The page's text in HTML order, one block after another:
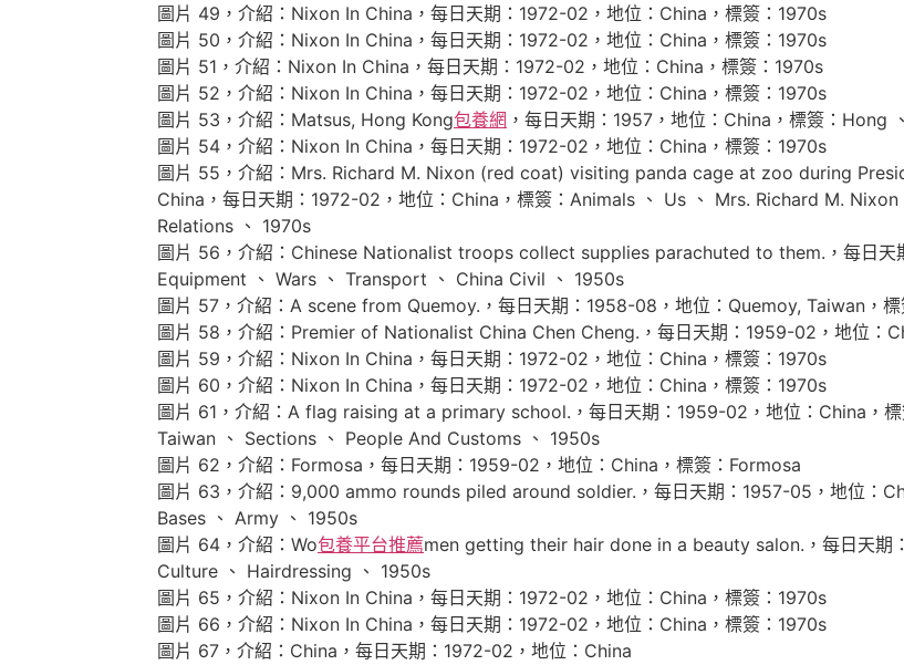
圖片 49，介紹：Nixon In China，每日天期：1972-02，地位：China，標簽：1970s
圖片 50，介紹：Nixon In China，每日天期：1972-02，地位：China，標簽：1970s
圖片 51，介紹：Nixon In China，每日天期：1972-02，地位：China，標簽：1970s
圖片 52，介紹：Nixon In China，每日天期：1972-02，地位：China，標簽：1970s
圖片 53，介紹：Matsus, Hong Kong包養網 ，每日天期：1957，地位：China，標簽：
圖片 54，介紹：Nixon In China，每日天期：1972-02，地位：China，標簽：1970s
圖片 55，介紹：Mrs. Richard M. Nixon (red coat) visiting panda cage at zoo during
China，每日天期：1972-02，地位：China，標簽：Animals 、 Us 、 Mrs. Richard M.
Relations 、 1970s
圖片 56，介紹：Chinese Nationalist troops collect supplies parachuted to them.，每日天
Equipment 、 Wars 、 Transport 、 China Civil 、 1950s
圖片 57，介紹：A scene from Quemoy.，每日天期：1958-08，地位：Quemoy, Taiwan，
圖片 58，介紹：Premier of Nationalist China Chen Cheng.，每日天期：1959-02，地位：
圖片 59，介紹：Nixon In China，每日天期：1972-02，地位：China，標簽：1970s
圖片 60，介紹：Nixon In China，每日天期：1972-02，地位：China，標簽：1970s
圖片 61，介紹：A flag raising at a primary school.，每日天期：1959-02，地位：China，
Taiwan 、 Sections 、 People And Customs 、 1950s
圖片 62，介紹：Formosa，每日天期：1959-02，地位：China，標簽：Formosa
圖片 63，介紹：9,000 ammo rounds piled around soldier.，每日天期：1957-05，地位：
Bases 、 Army 、 1950s
圖片 64，介紹：Wo包養平台推薦men getting their hair done in a beauty salon.，每日天期
Culture 、 Hairdressing 、 1950s
圖片 65，介紹：Nixon In China，每日天期：1972-02，地位：China，標簽：1970s
圖片 66，介紹：Nixon In China，每日天期：1972-02，地位：China，標簽：1970s
圖片 67，介紹：China，每日天期：1972-02，地位：China